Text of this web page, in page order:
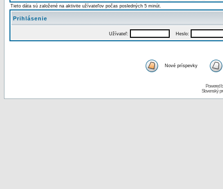
Tieto dáta sú založené na aktivite užívateľov počas posledných 5 minút.
Prihlásenie
Užívateľ: Heslo:
Nové príspevky
Powered
Slovenský